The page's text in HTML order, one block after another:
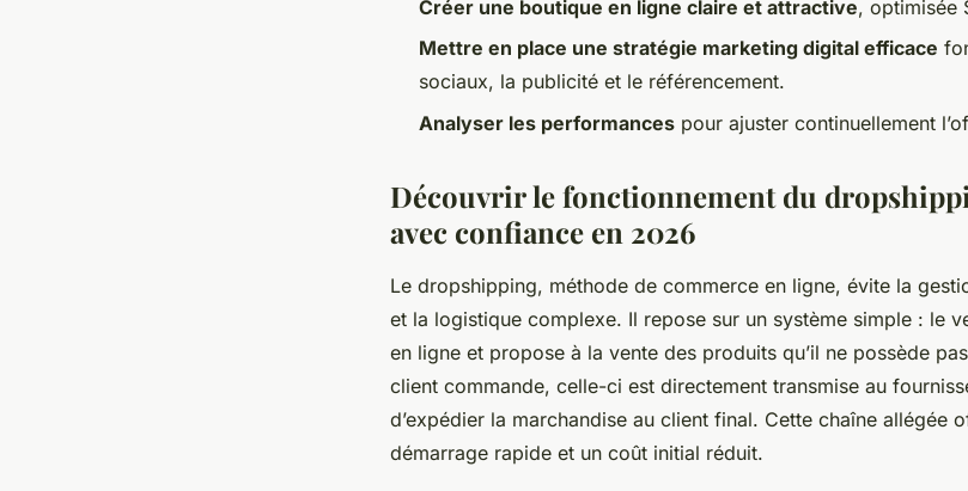
Créer une boutique en ligne claire et attractive, optimisée
Mettre en place une stratégie marketing digital efficace
sociaux, la publicité et le référencement.
Analyser les performances pour ajuster continuellement
Découvrir le fonctionnement du
avec confiance en 2026
Le dropshipping, méthode de commerce en ligne, évite la
et la logistique complexe. Il repose sur un système simple : le
en ligne et propose à la vente des produits qu’il ne possède
client commande, celle-ci est directement transmise au
d’expédier la marchandise au client final. Cette chaîne allégée
démarrage rapide et un coût initial réduit.